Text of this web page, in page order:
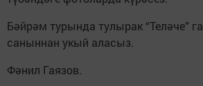
Бәйрәм турында тулырак “Теләче”
саныннан укый аласыз.
Фәнил Гаязов.